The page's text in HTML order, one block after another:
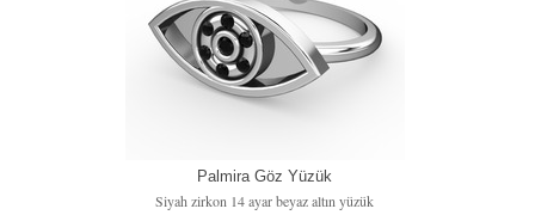
Palmira Göz Yüzük
Siyah zirkon 14 ayar beyaz altın yüzük